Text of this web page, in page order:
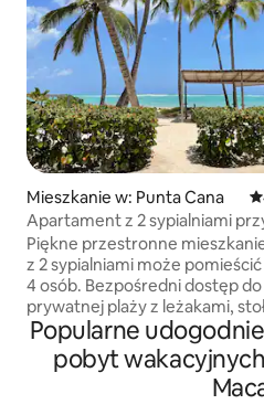
Mieszkanie w: Punta Cana
Apartament z 2 sypialniami
Piękne przestronne
z 2 sypialniami może
4 osób. Bezpośredni dostęp do
prywatnej plaży z leżakami,
i ławkami. Położony na 4.
windy). 2 sypialnie mają
widokiem na ocean: łóżko king
łóżko queen size, telewizor
Popularne
pobyt